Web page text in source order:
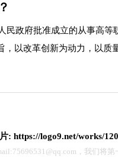
民政府批准成立的从事高
，以改革创新为动力，以
: https://logo9.net/works/
，我们将第